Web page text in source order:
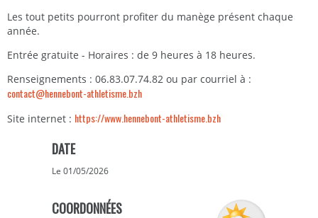
Les tout petits pourront profiter du manège présent chaque
année.
Entrée gratuite - Horaires : de 9 heures à 18 heures.
Renseignements : 06.83.07.74.82 ou par courriel à :
contact@hennebont-athletisme.bzh
Site internet : https://www.hennebont-athletisme.bzh
DATE
Le 01/05/2026
COORDONNÉES